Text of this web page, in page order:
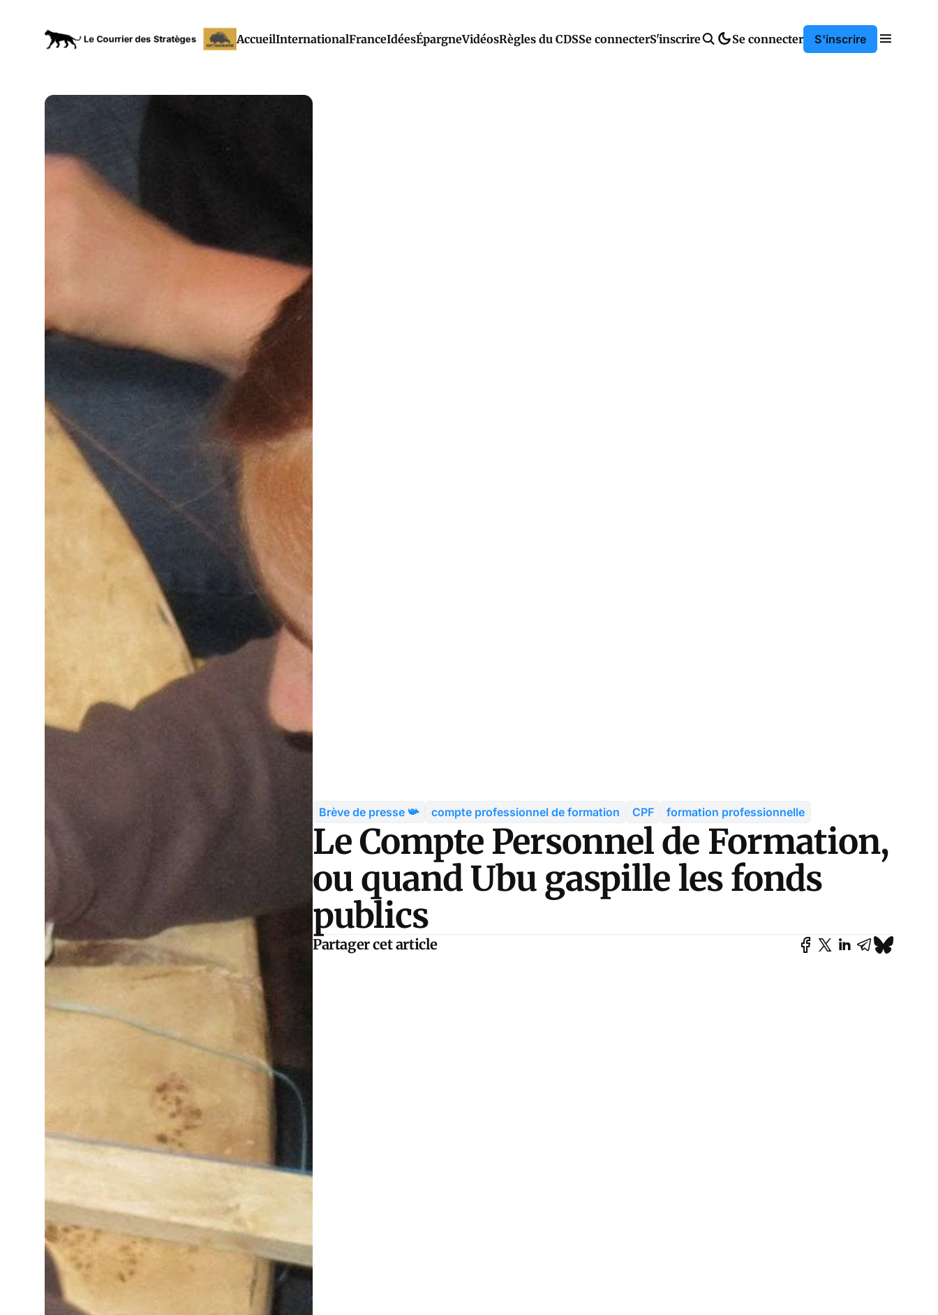
AccueilInternationalFranceIdéesÉpargneVidéosRègles du CDSSe connecterS'inscrire Se connecter S'inscrire
Brève de presse 📯 compte professionnel de formation CPF formation professionnelle
Le Compte Personnel de Formation,
ou quand Ubu gaspille les fonds
publics
Partager cet article